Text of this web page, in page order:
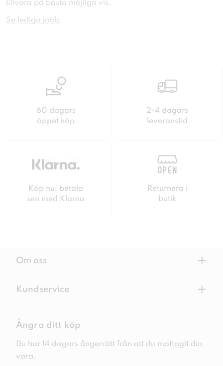
tillvara på bästa möjliga vis.
Se lediga jobb
60 dagars
öppet köp
2-4 dagars
leveranstid
Köp nu, betala
sen med Klarna
Returnera i
butik
Om oss +
Kundservice +
Ångra ditt köp
Du har 14 dagars ångerrätt från att du mottagit din
vara.